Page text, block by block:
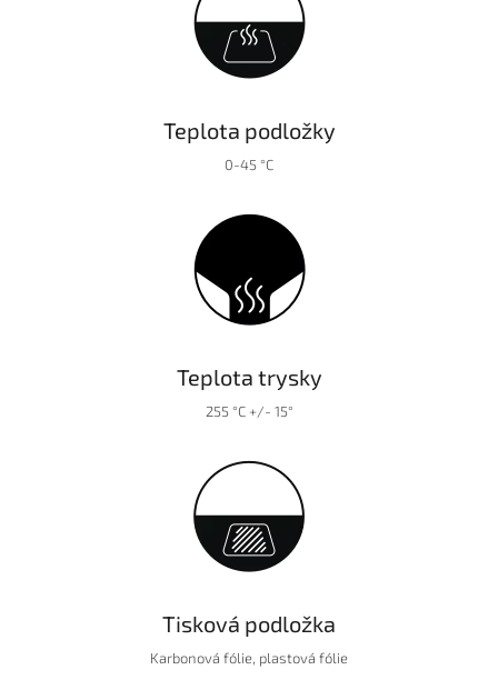
Teplota podložky
0-45 °C
Teplota trysky
255 °C +/- 15°
Tisková podložka
Karbonová fólie, plastová fólie